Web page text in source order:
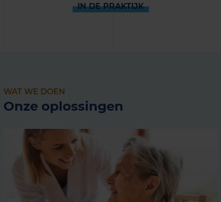
IN DE PRAKTIJK
WAT WE DOEN
Onze oplossingen